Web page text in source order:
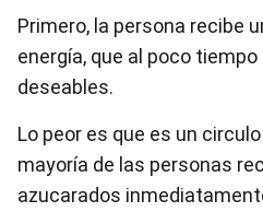
Primero, la persona recibe
energía, que al poco
deseables.
Lo peor es que es un
mayoría de las personas
azucarados